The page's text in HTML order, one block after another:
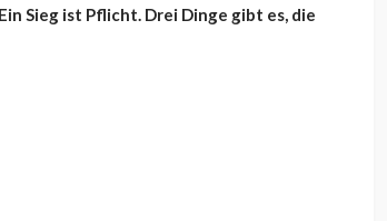
Sieg ist Pflicht. Drei Dinge gibt es, die